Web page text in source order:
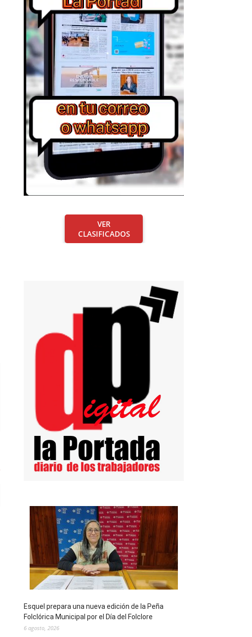
VER
CLASIFICADOS
Esquel prepara una nueva edición de la Peña
Folclórica Municipal por el Día del Folclore
6 agosto, 2026